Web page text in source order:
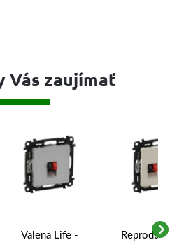
Vás zaujímať
Valena Life -